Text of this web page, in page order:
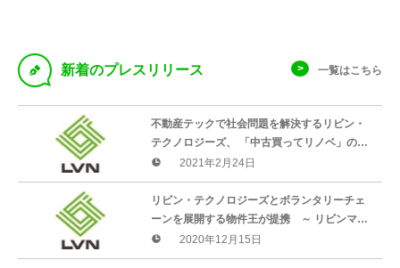
D 新着のプレスリリース 一覧はこちら
不動産テックで社会問題を解決するリビン・
テクノロジーズ、 「中古買ってリノベ」のプ
ラットフォームを全国展開する「リノベ不動
産」と提携
2021年2月24日
リビン・テクノロジーズとボランタリーチェ
ーンを展開する物件王が提携 ～ リビンマッ
チの加盟店増加を促進 ～
2020年12月15日